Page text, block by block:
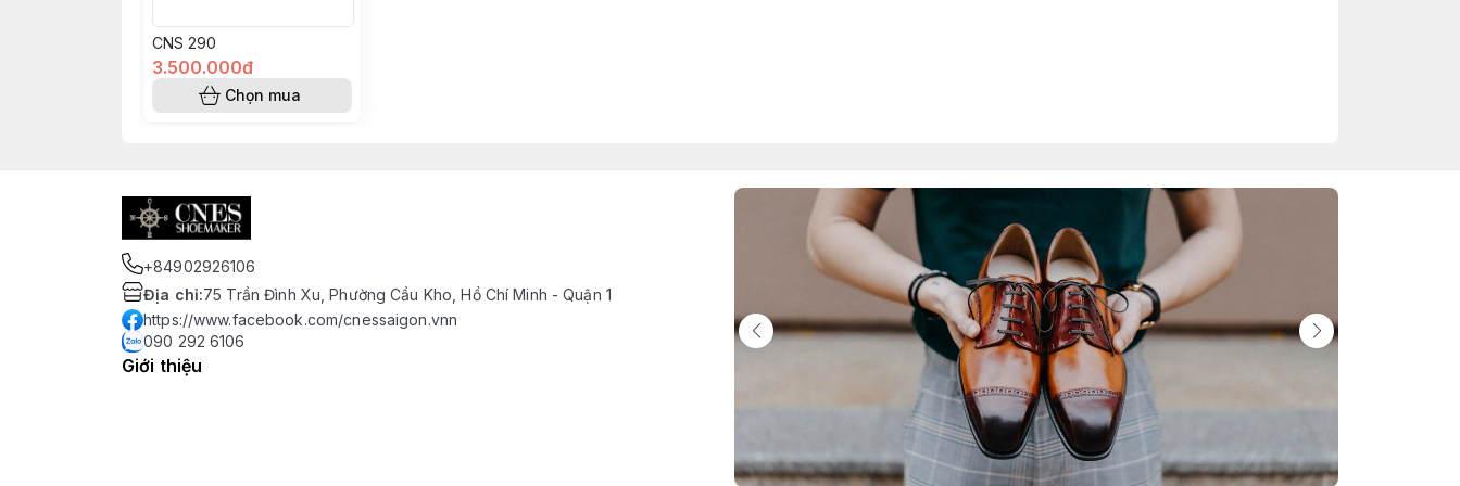
CNS 290
3.500.000đ
Chọn mua
+84902926106
Địa chỉ:75 Trần Đình Xu, Phường Cầu Kho, Hồ Chí Minh - Quận 1
https://www.facebook.com/cnessaigon.vnn
090 292 6106
Giới thiệu